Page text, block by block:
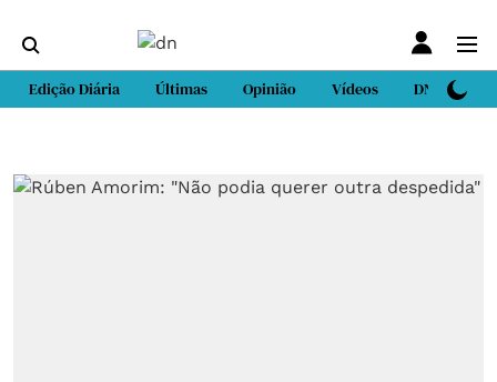
Edição Diária Últimas Opinião Vídeos DN Sport